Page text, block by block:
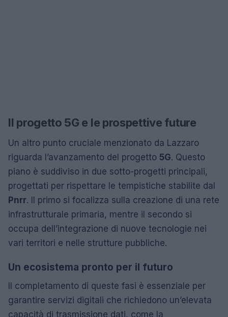
Il progetto 5G e le prospettive future
Un altro punto cruciale menzionato da Lazzaro
riguarda l’avanzamento del progetto 5G. Questo
piano è suddiviso in due sotto-progetti principali,
progettati per rispettare le tempistiche stabilite dal
Pnrr. Il primo si focalizza sulla creazione di una rete
infrastrutturale primaria, mentre il secondo si
occupa dell’integrazione di nuove tecnologie nei
vari territori e nelle strutture pubbliche.
Un ecosistema pronto per il futuro
Il completamento di queste fasi è essenziale per
garantire servizi digitali che richiedono un’elevata
capacità di trasmissione dati, come la